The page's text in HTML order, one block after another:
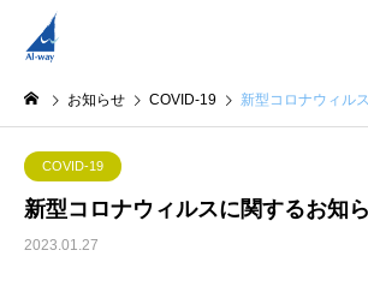
お知らせ COVID-19 新型コロナウィル
COVID-19
新型コロナウィルスに関するお知
2023.01.27